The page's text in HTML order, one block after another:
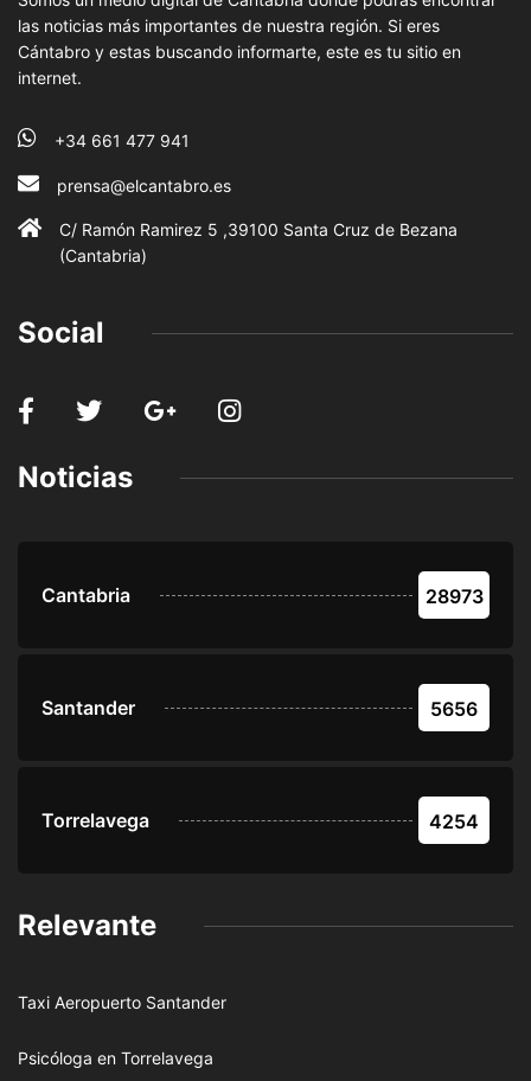
las noticias más importantes de nuestra región. Si eres
Cántabro y estas buscando informarte, este es tu sitio en
internet.
+34 661 477 941
prensa@elcantabro.es
C/ Ramón Ramirez 5 ,39100 Santa Cruz de Bezana
(Cantabria)
Social
Noticias
Cantabria 28973
Santander 5656
Torrelavega 4254
Relevante
Taxi Aeropuerto Santander
Psicóloga en Torrelavega